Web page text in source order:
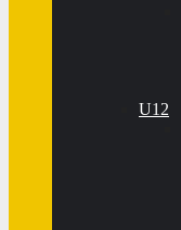
U12